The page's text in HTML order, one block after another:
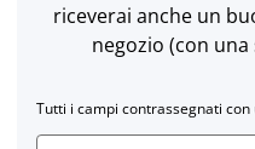
riceverai anche un
negozio (con
Tutti i campi contrassegnati